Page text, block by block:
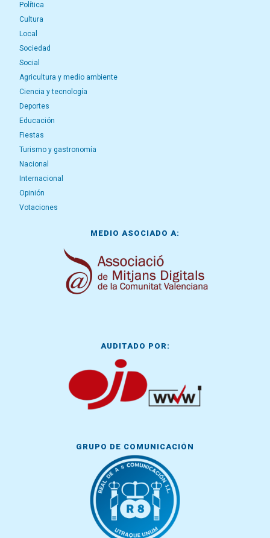
Política
Cultura
Local
Sociedad
Social
Agricultura y medio ambiente
Ciencia y tecnología
Deportes
Educación
Fiestas
Turismo y gastronomía
Nacional
Internacional
Opinión
Votaciones
MEDIO ASOCIADO A:
AUDITADO POR:
GRUPO DE COMUNICACIÓN